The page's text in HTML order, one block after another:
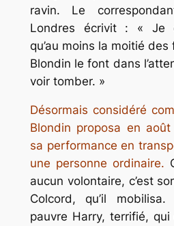
ravin. Le
Londres écrivit : « Je
qu’au moins la moitié
Blondin le font dans
voir tomber. »
Désormais considéré
Blondin proposa en août
sa performance en
une personne ordinaire.
aucun volontaire, c’est
Colcord, qu’il
pauvre Harry, terrifié,